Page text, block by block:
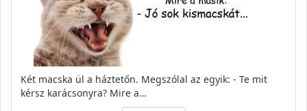
Két macska ül a háztetőn. Megszólal az egyik: - Te mit
kérsz karácsonyra? Mire a…